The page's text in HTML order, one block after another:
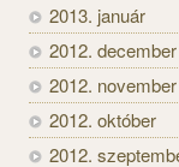
2013. január
2012. december
2012. november
2012. október
2012.